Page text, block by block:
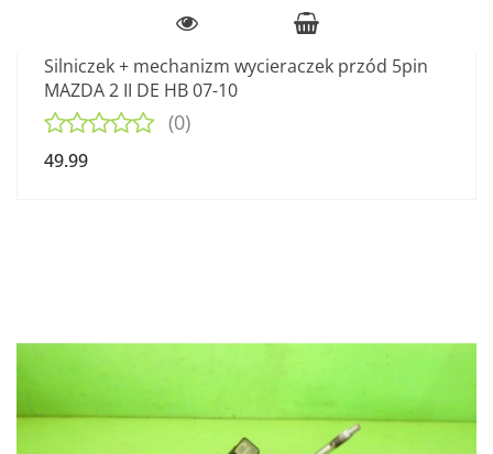
Silniczek + mechanizm wycieraczek przód 5pin
MAZDA 2 II DE HB 07-10
(0)
49.99